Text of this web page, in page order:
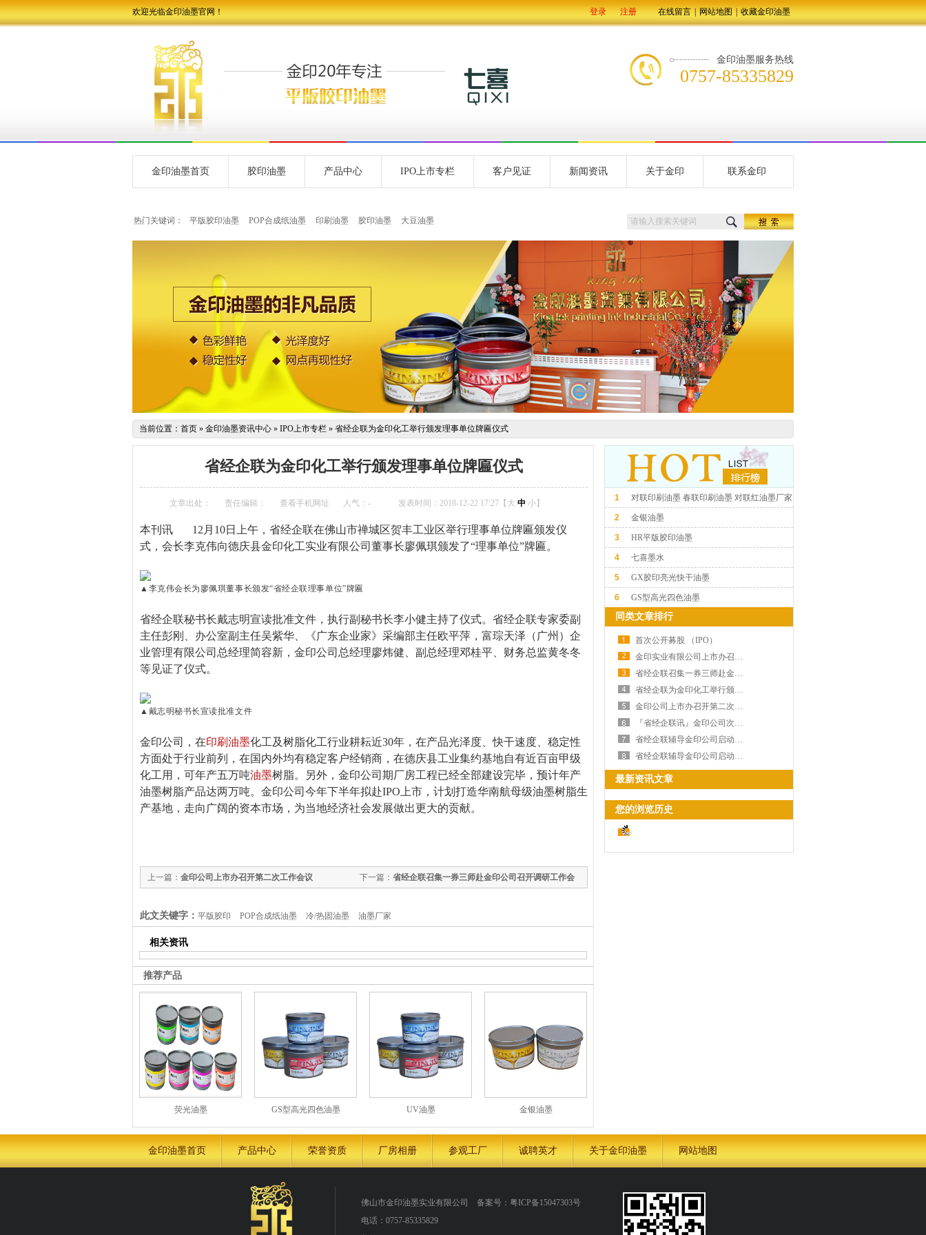
登录 注册 在线留言 网站地图 收藏金印油墨
欢迎光临金印油墨官网！
金印油墨服务热线
0757-85335829
金印油墨首页 胶印油墨 产品中心 IPO上市专栏 客户见证 新闻资讯 关于金印 联系金印
热门关键词： 平版胶印油墨 POP合成纸油墨 印刷油墨 胶印油墨 大豆油墨
当前位置： 首页 » 金印油墨资讯中心 » IPO上市专栏 » 省经企联为金印化工举行颁发理事单位牌匾仪式
省经企联为金印化工举行颁发理事单位牌匾仪式
文章出处： 责任编辑： 查看手机网址 人气： - 发表时间：2018-12-22 17:27【 大 中 小】
本刊讯
12月10日上午，省经企联在佛山市禅城区贺丰工业区举行理事单位牌匾颁发仪
式，会长李克伟向德庆县金印化工实业有限公司董事长廖佩琪颁发了“理事单位”牌匾。
▲李克伟会长为廖佩琪董事长颁发“省经企联理事单位”牌匾
省经企联秘书长戴志明宣读批准文件，执行副秘书长李小健主持了仪式。省经企联专家委副
主任彭刚、办公室副主任吴紫华、《广东企业家》采编部主任欧平萍，富琮天泽（广州）企
业管理有限公司总经理简容新，金印公司总经理廖炜健、副总经理邓桂平、财务总监黄冬冬
等见证了仪式。
▲戴志明秘书长宣读批准文件
金印公司，在印刷油墨化工及树脂化工行业耕耘近30年，在产品光泽度、快干速度、稳定性
方面处于行业前列，在国内外均有稳定客户经销商，在德庆县工业集约基地自有近百亩甲级
化工用，可年产五万吨油墨树脂。另外，金印公司期厂房工程已经全部建设完毕，预计年产
油墨树脂产品达两万吨。金印公司今年下半年拟赴IPO上市，计划打造华南航母级油墨树脂生
产基地，走向广阔的资本市场，为当地经济社会发展做出更大的贡献。
下一篇： 省经企联召集一券三师赴金印公司召开调研工作会
上一篇： 金印公司上市办召开第二次工作会议
此文关键字： 平版胶印 POP合成纸油墨 冷/热固油墨 油墨厂家
相关资讯
推荐产品
荧光油墨 GS型高光四色油墨 UV油墨 金银油墨
1
对联印刷油墨 春联印刷油墨 对联红油墨厂家
定制
2 金银油墨
3 HR平版胶印油墨
4 七喜墨水
5 GX胶印亮光快干油墨
6 GS型高光四色油墨
同类文章排行
首次公开募股 （IPO）
金印实业有限公司上市办召开第三次工作会议
省经企联召集一券三师赴金印公司召开调研工作会议
省经企联为金印化工举行颁发理事单位牌匾仪式
金印公司上市办召开第二次工作会议
『省经企联讯』金印公司次上市工作筹备会议在佛山举行
省经企联辅导金印公司启动IPO上市工作计划
省经企联辅导金印公司启动IPO上市工作
最新资讯文章
您的浏览历史
金印油墨首页 产品中心 荣誉资质 厂房相册 参观工厂 诚聘英才 关于金印油墨 网站地图
佛山市金印油墨实业有限公司 备案号： 粤ICP备15047303号
电话：0757-85335829